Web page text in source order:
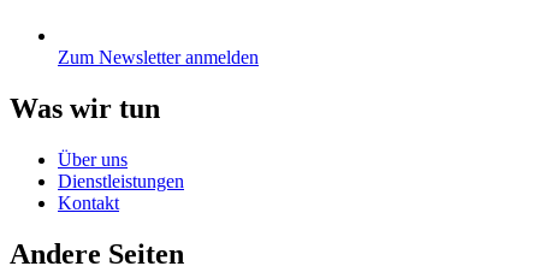
Zum Newsletter anmelden
Was wir tun
Über uns
Dienstleistungen
Kontakt
Andere Seiten